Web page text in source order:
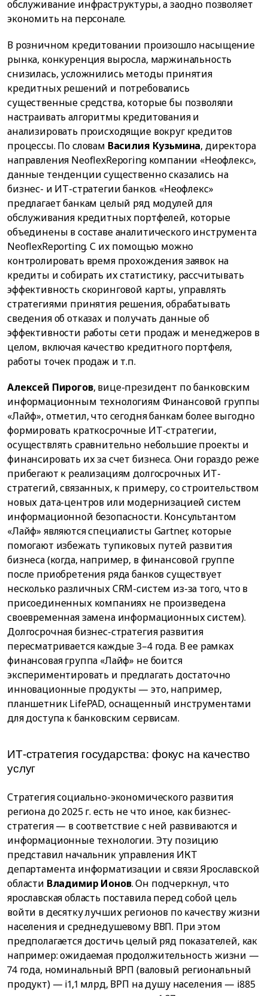
обслуживание инфраструктуры, а заодно позволяет
экономить на персонале.
В розничном кредитовании произошло насыщение
рынка, конкуренция выросла, маржинальность
снизилась, усложнились методы принятия
кредитных решений и потребовались
существенные средства, которые бы позволяли
настраивать алгоритмы кредитования и
анализировать происходящие вокруг кредитов
процессы. По словам Василия Кузьмина, директора
направления NeoflexReporing компании «Неофлекс»,
данные тенденции существенно сказались на
бизнес- и ИТ-стратегии банков. «Неофлекс»
предлагает банкам целый ряд модулей для
обслуживания кредитных портфелей, которые
объединены в составе аналитического инструмента
NeoflexReporting. С их помощью можно
контролировать время прохождения заявок на
кредиты и собирать их статистику, рассчитывать
эффективность скоринговой карты, управлять
стратегиями принятия решения, обрабатывать
сведения об отказах и получать данные об
эффективности работы сети продаж и менеджеров в
целом, включая качество кредитного портфеля,
работы точек продаж и т.п.
Алексей Пирогов, вице-президент по банковским
информационным технологиям Финансовой группы
«Лайф», отметил, что сегодня банкам более выгодно
формировать краткосрочные ИТ-стратегии,
осуществлять сравнительно небольшие проекты и
финансировать их за счет бизнеса. Они гораздо реже
прибегают к реализациям долгосрочных ИТ-
стратегий, связанных, к примеру, со строительством
новых дата-центров или модернизацией систем
информационной безопасности. Консультантом
«Лайф» являются специалисты Gartner, которые
помогают избежать тупиковых путей развития
бизнеса (когда, например, в финансовой группе
после приобретения ряда банков существует
несколько различных CRM-систем из-за того, что в
присоединенных компаниях не произведена
своевременная замена информационных систем).
Долгосрочная бизнес-стратегия развития
пересматривается каждые 3–4 года. В ее рамках
финансовая группа «Лайф» не боится
экспериментировать и предлагать достаточно
инновационные продукты — это, например,
планшетник LifePAD, оснащенный инструментами
для доступа к банковским сервисам.
ИТ-стратегия государства: фокус на качество
услуг
Стратегия социально-экономического развития
региона до 2025 г. есть не что иное, как бизнес-
стратегия — в соответствие с ней развиваются и
информационные технологии. Эту позицию
представил начальник управления ИКТ
департамента информатизации и связи Ярославской
области Владимир Ионов. Он подчеркнул, что
ярославская область поставила перед собой цель
войти в десятку лучших регионов по качеству жизни
населения и среднедушевому ВВП. При этом
предполагается достичь целый ряд показателей, как
например: ожидаемая продолжительность жизни —
74 года, номинальный ВРП (валовый региональный
продукт) — i1,1 млрд, ВРП на душу населения — i885